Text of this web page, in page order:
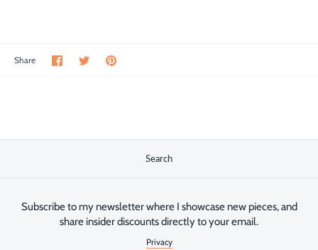
Share
Share
on
SharePin
Search
Subscribe to my newsletter where I showcase new pieces, and
share insider discounts directly to your email.
Privacy